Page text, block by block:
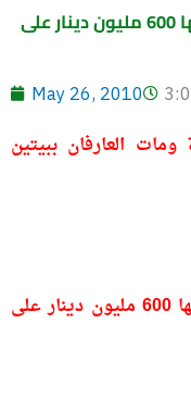
الحكومة توزع اراض قيمة الواحدة منها 600 مليون دينار على
May 26, 2010
العارفان ببيتين
الحكومة توزع اراض قيمة الواحدة منها 600 مليون دينار على